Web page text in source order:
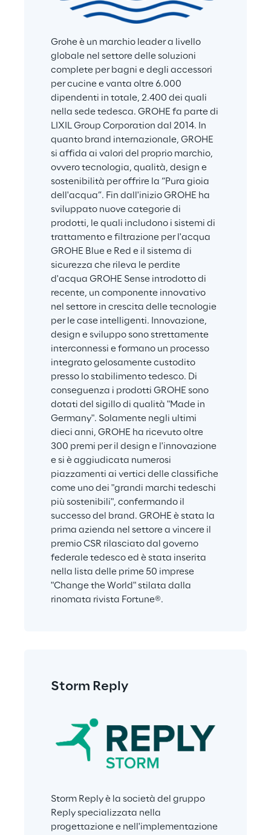
Grohe è un marchio leader a livello
globale nel settore delle soluzioni
complete per bagni e degli accessori
per cucine e vanta oltre 6.000
dipendenti in totale, 2.400 dei quali
nella sede tedesca. GROHE fa parte di
LIXIL Group Corporation dal 2014. In
quanto brand internazionale, GROHE
si affida ai valori del proprio marchio,
ovvero tecnologia, qualità, design e
sostenibilità per offrire la “Pura gioia
dell'acqua”. Fin dall'inizio GROHE ha
sviluppato nuove categorie di
prodotti, le quali includono i sistemi di
trattamento e filtrazione per l'acqua
GROHE Blue e Red e il sistema di
sicurezza che rileva le perdite
d'acqua GROHE Sense introdotto di
recente, un componente innovativo
nel settore in crescita delle tecnologie
per le case intelligenti. Innovazione,
design e sviluppo sono strettamente
interconnessi e formano un processo
integrato gelosamente custodito
presso lo stabilimento tedesco. Di
conseguenza i prodotti GROHE sono
dotati del sigillo di qualità "Made in
Germany". Solamente negli ultimi
dieci anni, GROHE ha ricevuto oltre
300 premi per il design e l'innovazione
e si è aggiudicata numerosi
piazzamenti ai vertici delle classifiche
come uno dei "grandi marchi tedeschi
più sostenibili", confermando il
successo del brand. GROHE è stata la
prima azienda nel settore a vincere il
premio CSR rilasciato dal governo
federale tedesco ed è stata inserita
nella lista delle prime 50 imprese
"Change the World" stilata dalla
rinomata rivista Fortune®.
Storm Reply
Storm Reply è la società del gruppo
Reply specializzata nella
progettazione e nell'implementazione